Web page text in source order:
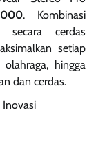
. Kombinasi
cerdas
setiap
hingga
dan cerdas.
Inovasi